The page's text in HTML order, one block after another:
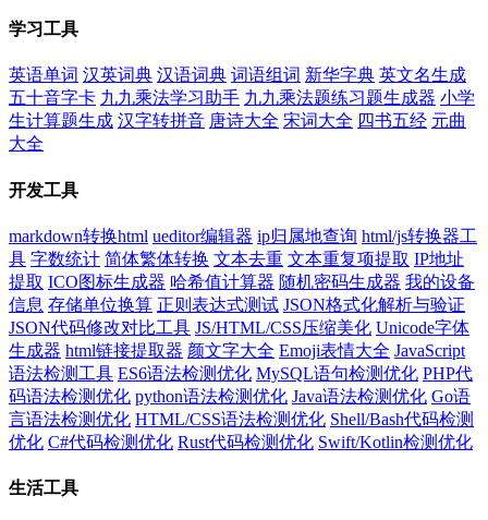
学习工具
英语单词 汉英词典 汉语词典 词语组词 新华字典 英文名生成
五十音字卡 九九乘法学习助手 九九乘法题练习题生成器 小学
生计算题生成 汉字转拼音 唐诗大全 宋词大全 四书五经 元曲
大全
开发工具
markdown转换html ueditor编辑器 ip归属地查询 html/js转换器工
具 字数统计 简体繁体转换 文本去重 文本重复项提取 IP地址
提取 ICO图标生成器 哈希值计算器 随机密码生成器 我的设备
信息 存储单位换算 正则表达式测试 JSON格式化解析与验证
JSON代码修改对比工具 JS/HTML/CSS压缩美化 Unicode字体
生成器 html链接提取器 颜文字大全 Emoji表情大全 JavaScript
语法检测工具 ES6语法检测优化 MySQL语句检测优化 PHP代
码语法检测优化 python语法检测优化 Java语法检测优化 Go语
言语法检测优化 HTML/CSS语法检测优化 Shell/Bash代码检测
优化 C#代码检测优化 Rust代码检测优化 Swift/Kotlin检测优化
生活工具